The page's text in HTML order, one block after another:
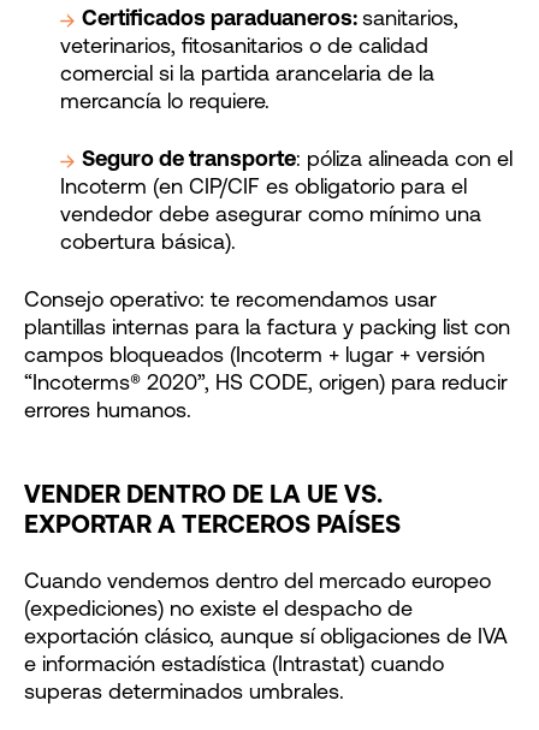
Certificados paraduaneros: sanitarios,
veterinarios, fitosanitarios o de calidad
comercial si la partida arancelaria de la
mercancía lo requiere.
Seguro de transporte: póliza alineada con el
Incoterm (en CIP/CIF es obligatorio para el
vendedor debe asegurar como mínimo una
cobertura básica).
Consejo operativo: te recomendamos usar
plantillas internas para la factura y packing list con
campos bloqueados (Incoterm + lugar + versión
“Incoterms® 2020”, HS CODE, origen) para reducir
errores humanos.
VENDER DENTRO DE LA UE VS.
EXPORTAR A TERCEROS PAÍSES
Cuando vendemos dentro del mercado europeo
(expediciones) no existe el despacho de
exportación clásico, aunque sí obligaciones de IVA
e información estadística (Intrastat) cuando
superas determinados umbrales.